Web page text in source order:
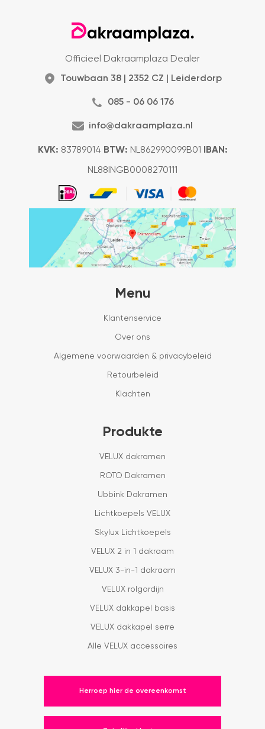
Officieel Dakraamplaza Dealer
Touwbaan 38 | 2352 CZ | Leiderdorp
085 - 06 06 176
info@dakraamplaza.nl
KVK: 83789014 BTW: NL862990099B01 IBAN:
NL88INGB0008270111
Menu
Klantenservice
Over ons
Algemene voorwaarden & privacybeleid
Retourbeleid
Klachten
Produkte
VELUX dakramen
ROTO Dakramen
Ubbink Dakramen
Lichtkoepels VELUX
Skylux Lichtkoepels
VELUX 2 in 1 dakraam
VELUX 3-in-1 dakraam
VELUX rolgordijn
VELUX dakkapel basis
VELUX dakkapel serre
Alle VELUX accessoires
Herroep hier de overeenkomst